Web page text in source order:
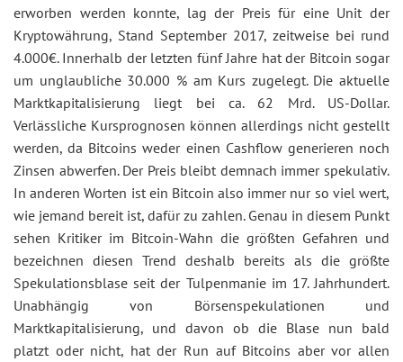
erworben werden konnte, lag der Preis für eine Unit der
Kryptowährung, Stand September 2017, zeitweise bei rund
4.000€. Innerhalb der letzten fünf Jahre hat der Bitcoin sogar
um unglaubliche 30.000 % am Kurs zugelegt. Die aktuelle
Marktkapitalisierung liegt bei ca. 62 Mrd. US-Dollar.
Verlässliche Kursprognosen können allerdings nicht gestellt
werden, da Bitcoins weder einen Cashflow generieren noch
Zinsen abwerfen. Der Preis bleibt demnach immer spekulativ.
In anderen Worten ist ein Bitcoin also immer nur so viel wert,
wie jemand bereit ist, dafür zu zahlen. Genau in diesem Punkt
sehen Kritiker im Bitcoin-Wahn die größten Gefahren und
bezeichnen diesen Trend deshalb bereits als die größte
Spekulationsblase seit der Tulpenmanie im 17. Jahrhundert.
Unabhängig von Börsenspekulationen und
Marktkapitalisierung, und davon ob die Blase nun bald
platzt oder nicht, hat der Run auf Bitcoins aber vor allen